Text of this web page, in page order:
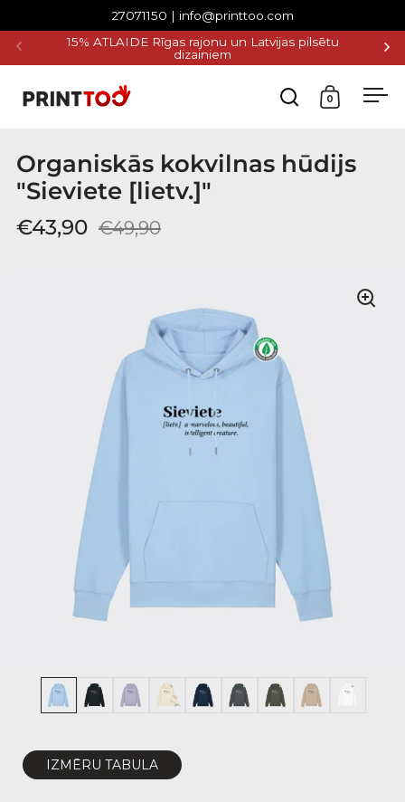
Pāriet uz saturu27071150 | info@printtoo.com
15% ATLAIDE Rīgas rajonu un Latvijas pilsētu
dizainiem
Atvērt
0
Organiskās kokvilnas hūdijs
"Sieviete [lietv.]"
€43,90 €49,90
IZMĒRU TABULA